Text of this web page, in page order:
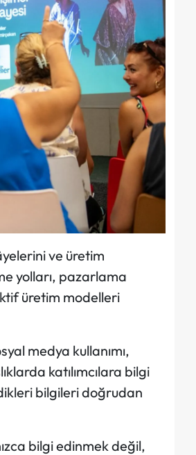
ve üretim
yolları, pazarlama
üretim modelleri
medya kullanımı,
katılımcılara bilgi
bilgileri doğrudan
bilgi edinmek değil,